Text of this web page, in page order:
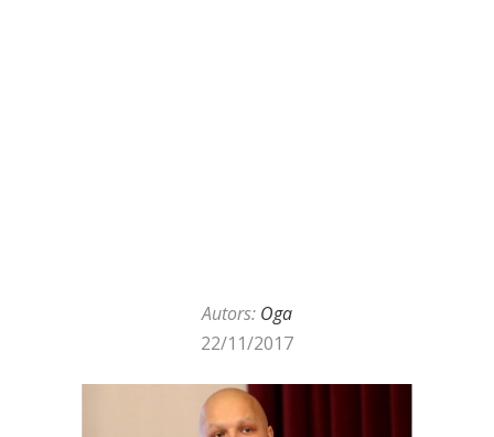
Autors: Oga
22/11/2017